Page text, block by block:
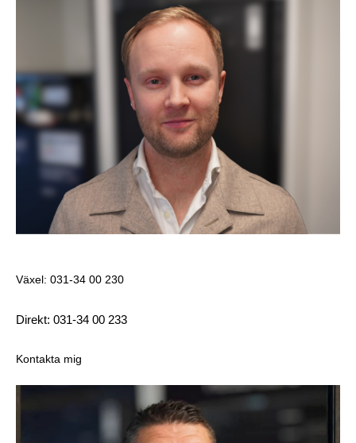
Växel: 031-34 00 230
Direkt: 031-34 00 233
Kontakta mig